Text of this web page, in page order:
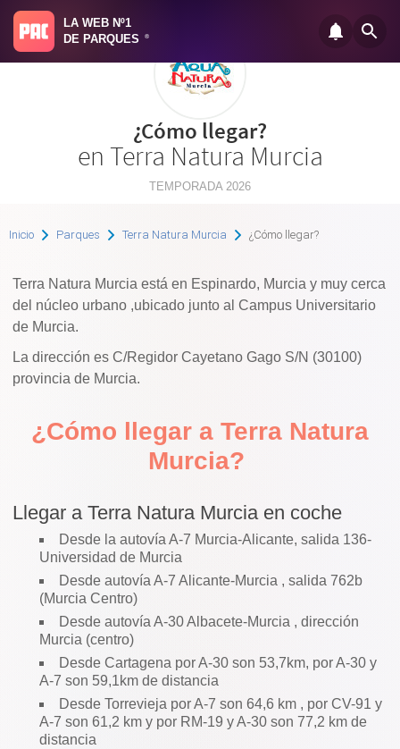
LA WEB Nº1
DE PARQUES
®
¿Cómo llegar?
en Terra Natura Murcia
TEMPORADA 2026
Inicio Parques Terra Natura Murcia ¿Cómo llegar?
Terra Natura Murcia está en Espinardo, Murcia y muy cerca
del núcleo urbano ,ubicado junto al Campus Universitario
de Murcia.
La dirección es C/Regidor Cayetano Gago S/N (30100)
provincia de Murcia.
¿Cómo llegar a Terra Natura
Murcia?
Llegar a Terra Natura Murcia en coche
Desde la autovía A-7 Murcia-Alicante, salida 136-
Universidad de Murcia
Desde autovía A-7 Alicante-Murcia , salida 762b
(Murcia Centro)
Desde autovía A-30 Albacete-Murcia , dirección
Murcia (centro)
Desde Cartagena por A-30 son 53,7km, por A-30 y
A-7 son 59,1km de distancia
Desde Torrevieja por A-7 son 64,6 km , por CV-91 y
A-7 son 61,2 km y por RM-19 y A-30 son 77,2 km de
distancia